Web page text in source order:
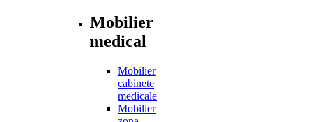
Mobilier
medical
Mobilier
cabinete
medicale
Mobilier